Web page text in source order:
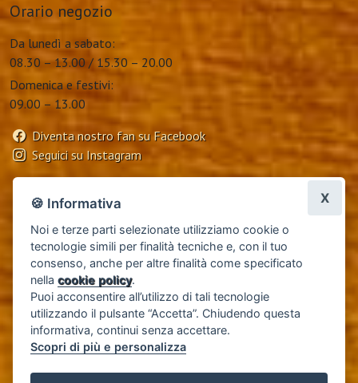
Orario negozio
Da lunedì a sabato:
08.30 – 13.00 / 15.30 – 20.00
Domenica e festivi:
09.00 – 13.00
Diventa nostro fan su Facebook
Seguici su Instagram
Garanzia | Condizioni generali di vendita e-commerce
Impostazioni cookie
| Privacy Policy
engineered by
| P.I. 04231280480
🍪 Informativa
Noi e terze parti selezionate utilizziamo cookie o
tecnologie simili per finalità tecniche e, con il tuo
consenso, anche per altre finalità come specificato
nellacookie policy.
Puoi acconsentire all’utilizzo di tali tecnologie
utilizzando il pulsante “Accetta”. Chiudendo questa
informativa, continui senza accettare.
Scopri di più e personalizza
X